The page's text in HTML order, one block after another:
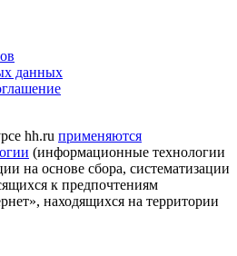
данных
hh.ru применяются
(информационные технологии
на основе сбора, систематизации
к предпочтениям
находящихся на территории